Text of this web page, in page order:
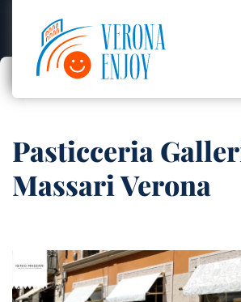
Pasticceria
Massari Verona